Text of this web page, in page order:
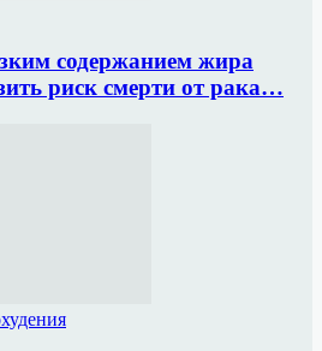
содержанием жира
риск смерти от рака…